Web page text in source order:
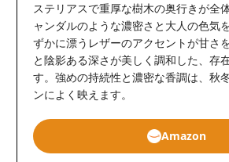
ステリアスで重厚な樹木の奥行きが全
ャンダルのような濃密さと大人の色気
ずかに漂うレザーのアクセントが甘さ
と陰影ある深さが美しく調和した、存
す。強めの持続性と濃密な香調は、秋
ンによく映えます。
Amazon